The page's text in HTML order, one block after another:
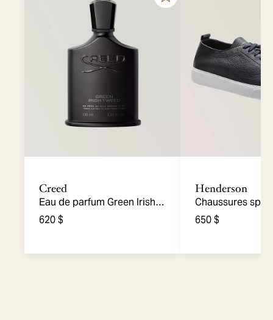
Creed
Eau de parfum Green Irish
Tweed 100ml
620 $
Henderson
Chaussures
cuir grainé
650 $